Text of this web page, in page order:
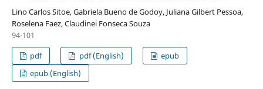
Lino Carlos Sitoe, Gabriela Bueno de Godoy, Juliana Gilbert Pessoa,
Roselena Faez, Claudinei Fonseca Souza
94-101
pdf
pdf (English)
epub
epub (English)